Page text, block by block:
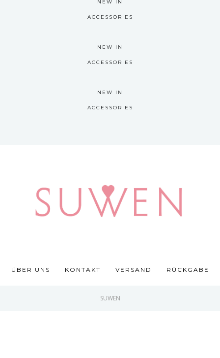
NEW IN
ACCESSORIES
NEW IN
ACCESSORIES
NEW IN
ACCESSORIES
ÜBER UNS KONTAKT VERSAND RÜCKGABE
SUWEN